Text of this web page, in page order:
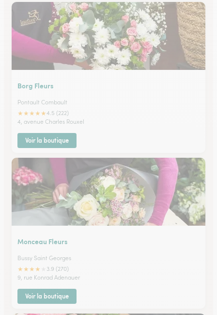
Borg Fleurs
Pontault Combault
★★★★★4.5 (222)
4, avenue Charles Rouxel
Voir la boutique
Monceau Fleurs
Bussy Saint Georges
★★★★
3.9 (270)
9, rue Konrad Adenauer
Voir la boutique